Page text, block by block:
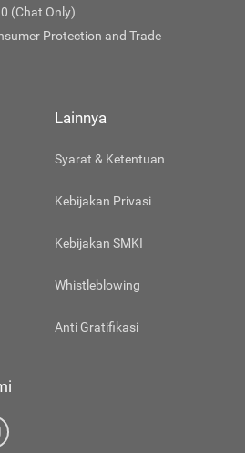
(Chat Only)
Protection and Trade
Lainnya
Syarat & Ketentuan
Kebijakan Privasi
Kebijakan SMKI
Whistleblowing
Anti Gratifikasi